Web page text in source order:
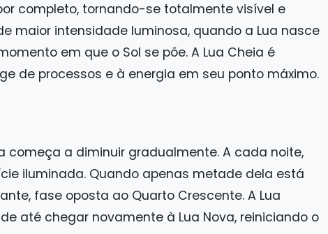
completo, tornando-se totalmente visível e
maior intensidade luminosa, quando a Lua nasce
em que o Sol se põe. A Lua Cheia é
de processos e à energia em seu ponto máximo.
começa a diminuir gradualmente. A cada noite,
iluminada. Quando apenas metade dela está
fase oposta ao Quarto Crescente. A Lua
até chegar novamente à Lua Nova, reiniciando o